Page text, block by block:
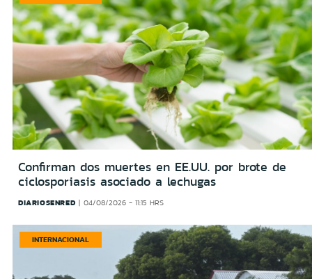
Confirman dos muertes en EE.UU. por brote de
ciclosporiasis asociado a lechugas
DIARIOSENRED 04/08/2026 - 11:15 HRS
INTERNACIONAL